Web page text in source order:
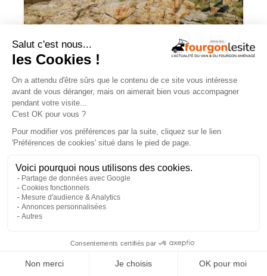
Campérêve Magellan 746 : la conquête
de l’espace
TROUVEZUN AMÉNAGEUR
PRÈS DE CHEZ VOUS !
260professionnels de l'aménagement de vans
et de fourgons référencés partout en France !
Recherche
Aménageurs